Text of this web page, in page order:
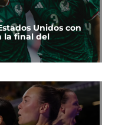
Unidos con
la final del